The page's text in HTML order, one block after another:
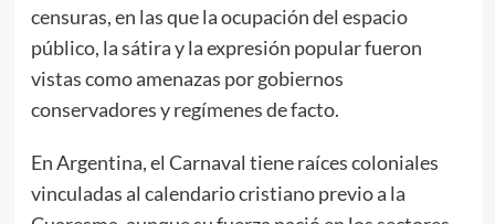
censuras, en las que la ocupación del espacio
público, la sátira y la expresión popular fueron
vistas como amenazas por gobiernos
conservadores y regímenes de facto.
En Argentina, el Carnaval tiene raíces coloniales
vinculadas al calendario cristiano previo a la